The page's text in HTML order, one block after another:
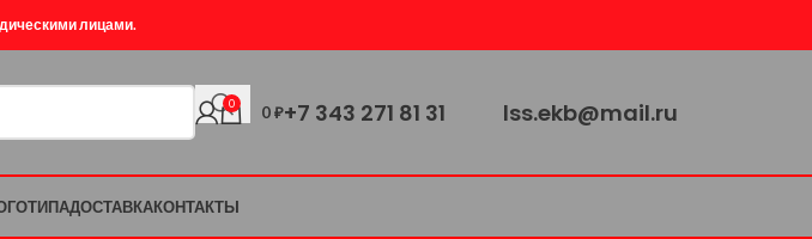
лицами.
0 0₽+7 343 271 81 31 lss.ekb@mail.ru
ДОСТАВКАКОНТАКТЫ